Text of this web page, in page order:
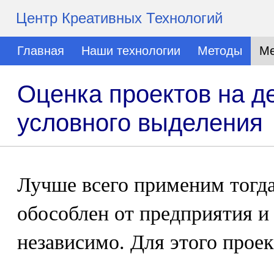
Центр Креативных Технологий
Главная Наши технологии Методы
Оценка проектов на
условного выделения
Лучше всего применим
обособлен от предприятия
независимо. Для этого